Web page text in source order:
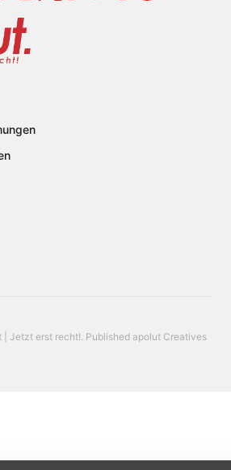
Jetzt erst recht!. Published apolut Creatives